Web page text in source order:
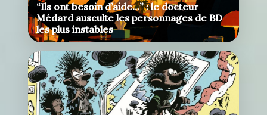
“Ils ont besoin d’aide…” : le docteur
Médard ausculte les personnages de BD
les plus instables